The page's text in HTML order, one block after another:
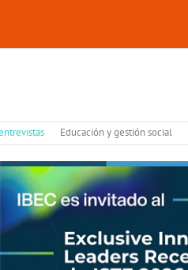
Educación y gestión social